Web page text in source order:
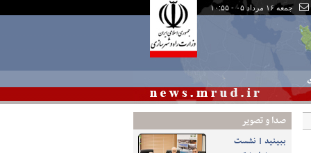
جمعه ۱۶ مرداد ۰۵ - ۱۰:۵۵
صدا و تصوير
ببینید | نشست